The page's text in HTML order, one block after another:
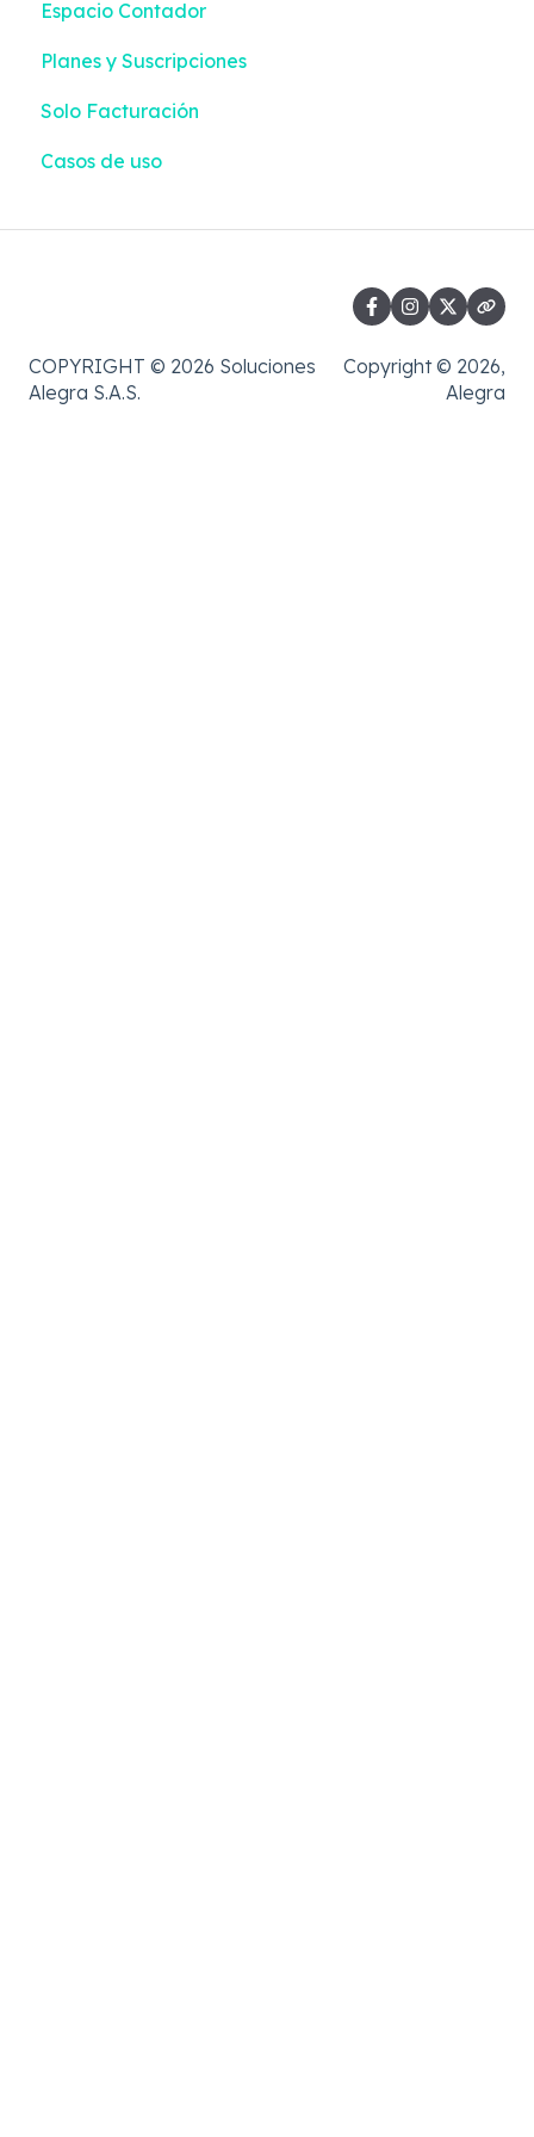
Información Exógena
Casos de uso
Pagos | Liquidación + Emisión
Reportes | Liquidación + Emisión
Espacio Contador
Planes y Suscripciones
Solo Facturación
Casos de uso
COPYRIGHT © 2026 Soluciones
Alegra S.A.S.
Copyright © 2026,
Alegra